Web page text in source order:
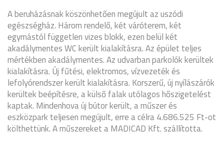
A beruházásnak köszönhetően megújult az uszódi
egészségház. Három rendelő, két váróterem, két
egymástól független vizes blokk, ezen belül két
akadálymentes WC került kialakításra. Az épület teljes
mértékben akadálymentes. Az udvarban parkolók kerültek
kialakításra. Új fűtési, elektromos, vízvezeték és
lefolyórendszer került kialakításra. Korszerű, új nyílászárók
kerültek beépítésre, a külső falak utólagos hőszigetelést
kaptak. Mindenhova új bútor került, a műszer és
eszközpark teljesen megújult, erre a célra 4.686.525 Ft-ot
költhettünk. A műszereket a MADICAD Kft. szállította.